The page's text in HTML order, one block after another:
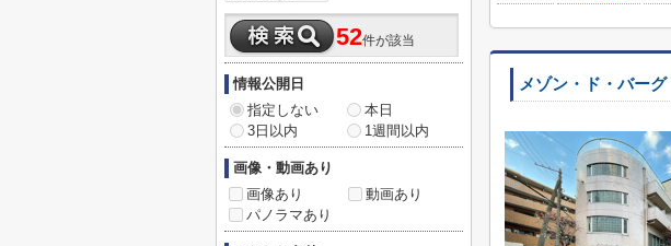
メゾン・ド・バーグ
52件が該当
情報公開日
指定しない
本日
3日以内
1週間以内
画像・動画あり
画像あり
動画あり
パノラマあり